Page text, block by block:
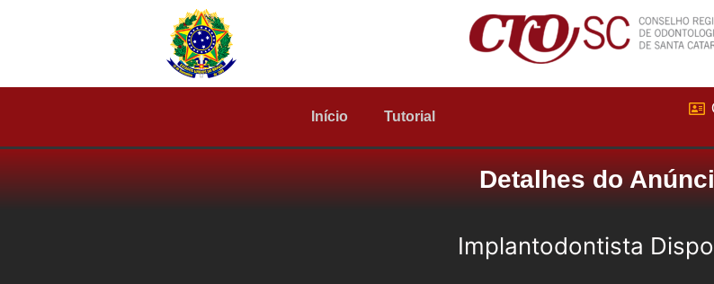
Início Tutorial
Detalhes do
Implantodontista